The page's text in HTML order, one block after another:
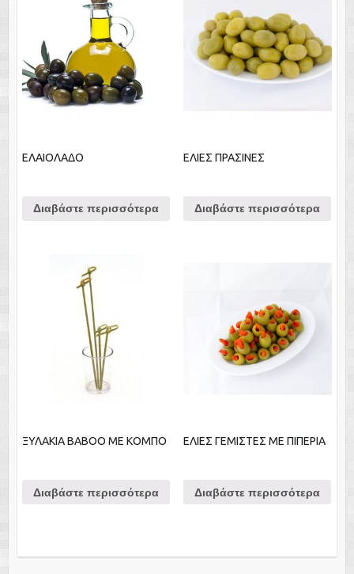
ΕΛΑΙΟΛΑΔΟ
Διαβάστε περισσότερα
ΕΛΙΕΣ ΠΡΑΣΙΝΕΣ
Διαβάστε περισσότερα
ΞΥΛΑΚΙΑ ΒΑΒΟΟ ΜΕ ΚΟΜΠΟ
Διαβάστε περισσότερα
ΕΛΙΕΣ ΓΕΜΙΣΤΕΣ ΜΕ ΠΙΠΕΡΙΑ
Διαβάστε περισσότερα